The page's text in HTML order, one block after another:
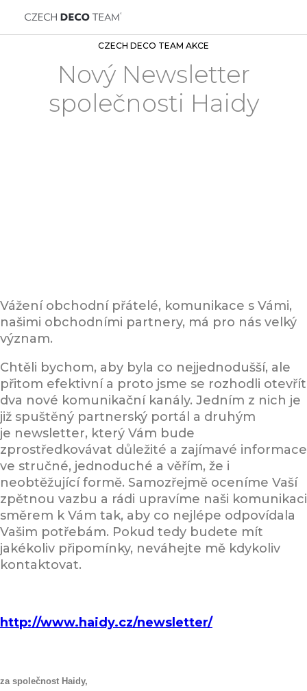
CZECH DECO TEAM AKCE
Nový Newsletter
společnosti Haidy
Vážení obchodní přátelé, komunikace s Vámi,
našimi obchodními partnery, má pro nás velký
význam.
Chtěli bychom, aby byla co nejjednodušší, ale
přitom efektivní a proto jsme se rozhodli otevřít
dva nové komunikační kanály. Jedním z nich je
již spuštěný partnerský portál a druhým
je newsletter, který Vám bude
zprostředkovávat důležité a zajímavé informace
ve stručné, jednoduché a věřím, že i
neobtěžující formě. Samozřejmě oceníme Vaší
zpětnou vazbu a rádi upravíme naši komunikaci
směrem k Vám tak, aby co nejlépe odpovídala
Vašim potřebám. Pokud tedy budete mít
jakékoliv připomínky, neváhejte mě kdykoliv
kontaktovat.
http://www.haidy.cz/newsletter/
za společnost Haidy,